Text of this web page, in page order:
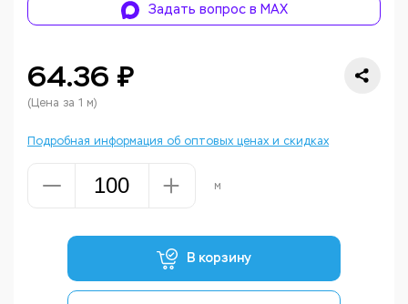
Задать вопрос в MAX
64.36 ₽
(Цена за 1 м)
Подробная информация об оптовых ценах и скидках
м
В корзину